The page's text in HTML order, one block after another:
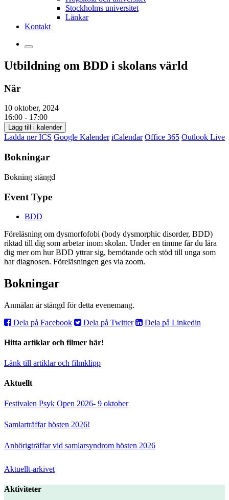
Stockholms universitet
Länkar
Kontakt
Utbildning om BDD i skolans värld
När
10 oktober, 2024
16:00 - 17:00
Lägg till i kalender
Ladda ner ICS Google Kalender iCalendar Office 365 Outlook Live
Bokningar
Bokning stängd
Event Type
BDD
Föreläsning om dysmorfofobi (body dysmorphic disorder, BDD)
riktad till dig som arbetar inom skolan. Under en timme får du lära
dig mer om hur BDD yttrar sig, bemötande och stöd till unga som
har diagnosen. Föreläsningen ges via zoom.
Bokningar
Anmälan är stängd för detta evenemang.
Dela på Facebook
Dela på Twitter Dela på Linkedin
Hitta artiklar och filmer här!
Länk till artiklar och filmklipp
Aktuellt
Festivalen Psyk Open 2026- 9 oktober
Samlarträffar hösten 2026!
Anhörigträffar vid samlarsyndrom hösten 2026
Aktuellt-arkivet
Aktiviteter